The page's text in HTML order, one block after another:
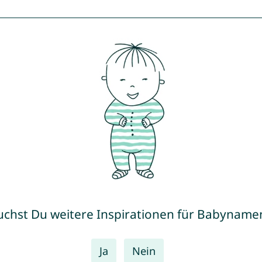
Du weitere Inspirationen für
Ja Nein